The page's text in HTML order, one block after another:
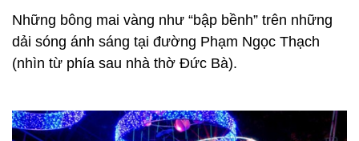
Những bông mai vàng như “bập bềnh” trên những
dải sóng ánh sáng tại đường Phạm Ngọc Thạch
(nhìn từ phía sau nhà thờ Đức Bà).